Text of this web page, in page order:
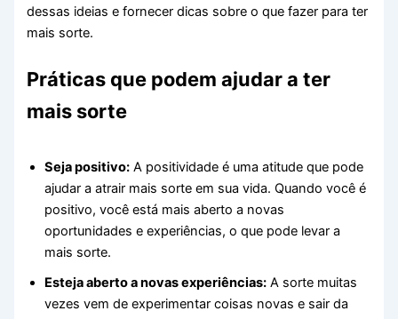
dessas ideias e fornecer dicas sobre o que fazer para ter
mais sorte.
Práticas que podem ajudar a ter
mais sorte
Seja positivo: A positividade é uma atitude que pode
ajudar a atrair mais sorte em sua vida. Quando você é
positivo, você está mais aberto a novas
oportunidades e experiências, o que pode levar a
mais sorte.
Esteja aberto a novas experiências: A sorte muitas
vezes vem de experimentar coisas novas e sair da